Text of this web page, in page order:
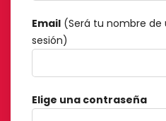
Email (Será tu nombre de
sesión)
Elige una contraseña